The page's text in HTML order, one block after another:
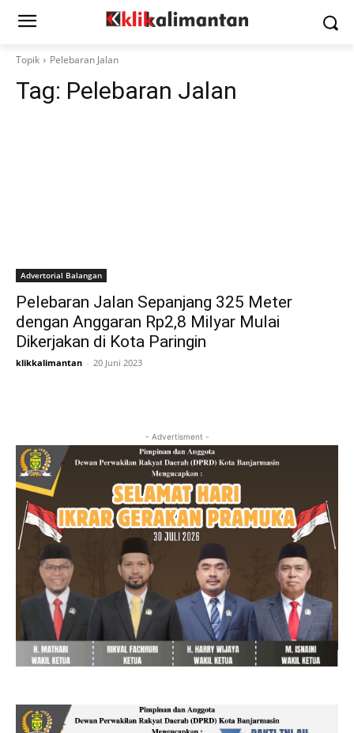
Topik Pelebaran Jalan
Tag: Pelebaran Jalan
Advertorial Balangan
Pelebaran Jalan Sepanjang 325 Meter
dengan Anggaran Rp2,8 Milyar Mulai
Dikerjakan di Kota Paringin
klikkalimantan - 20 Juni 2023
- Advertisment -